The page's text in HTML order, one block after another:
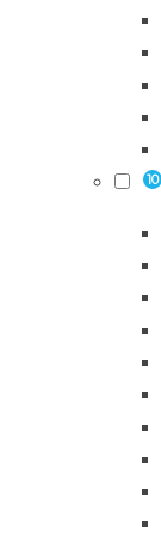
10